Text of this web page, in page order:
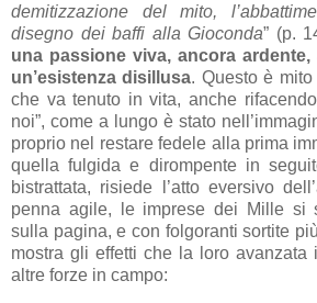
demitizzazione del mito,
disegno dei baffi alla Gioconda” (p.
una passione viva, ancora
un’esistenza disillusa. Questo è
che va tenuto in vita, anche
noi”, come a lungo è stato
proprio nel restare fedele alla prima
quella fulgida e dirompente in
bistrattata, risiede l’atto eversivo
penna agile, le imprese dei Mille si
sulla pagina, e con folgoranti sortite
mostra gli effetti che la loro avanzata
altre forze in campo: